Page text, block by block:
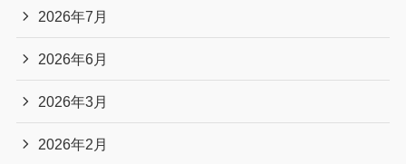
2026年7月
2026年6月
2026年3月
2026年2月